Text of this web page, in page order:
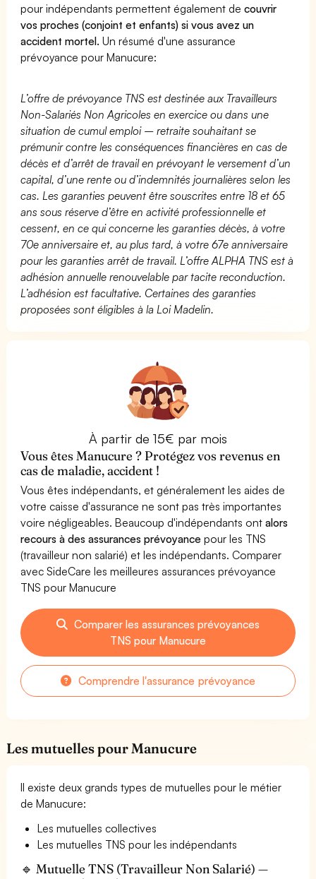
pour indépendants permettent également decouvrir
vos proches (conjoint et enfants) si vous avez un
accident mortel. Un résumé d'une assurance
prévoyance pour Manucure:
L’offre de prévoyance TNS est destinée aux Travailleurs
Non-Salariés Non Agricoles en exercice ou dans une
situation de cumul emploi – retraite souhaitant se
prémunir contre les conséquences financières en cas de
décès et d’arrêt de travail en prévoyant le versement d’un
capital, d’une rente ou d’indemnités journalières selon les
cas. Les garanties peuvent être souscrites entre 18 et 65
ans sous réserve d’être en activité professionnelle et
cessent, en ce qui concerne les garanties décès, à votre
70e anniversaire et, au plus tard, à votre 67e anniversaire
pour les garanties arrêt de travail. L’offre ALPHA TNS est à
adhésion annuelle renouvelable par tacite reconduction.
L’adhésion est facultative. Certaines des garanties
proposées sont éligibles à la Loi Madelin.
À partir de 15€ par mois
Vous êtes Manucure ? Protégez vos revenus en
cas de maladie, accident !
Vous êtes indépendants, et généralement les aides de
votre caisse d'assurance ne sont pas très importantes
voire négligeables. Beaucoup d'indépendants ontalors
recours à des assurances prévoyance pour les TNS
(travailleur non salarié) et les indépendants. Comparer
avec SideCare les meilleures assurances prévoyance
TNS pour Manucure
Comparer les assurances prévoyances
TNS pour Manucure
Comprendre l'assurance prévoyance
Les mutuelles pour Manucure
Il existe deux grands types de mutuelles pour le métier
de Manucure:
Les mutuelles collectives
Les mutuelles TNS pour les indépendants
🔹 Mutuelle TNS (Travailleur Non Salarié) —